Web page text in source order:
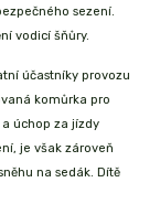
sezení.
vodicí šňůry.
účastníky provozu
komůrka pro
úchop za jízdy
je však zároveň
na sedák. Dítě